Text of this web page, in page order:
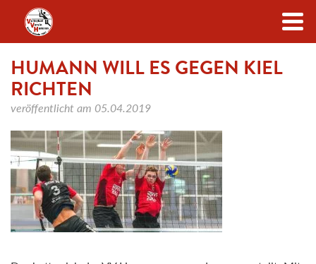
Zum Inhalt
HUMANN WILL ES GEGEN KIEL
RICHTEN
veröffentlicht am 05.04.2019